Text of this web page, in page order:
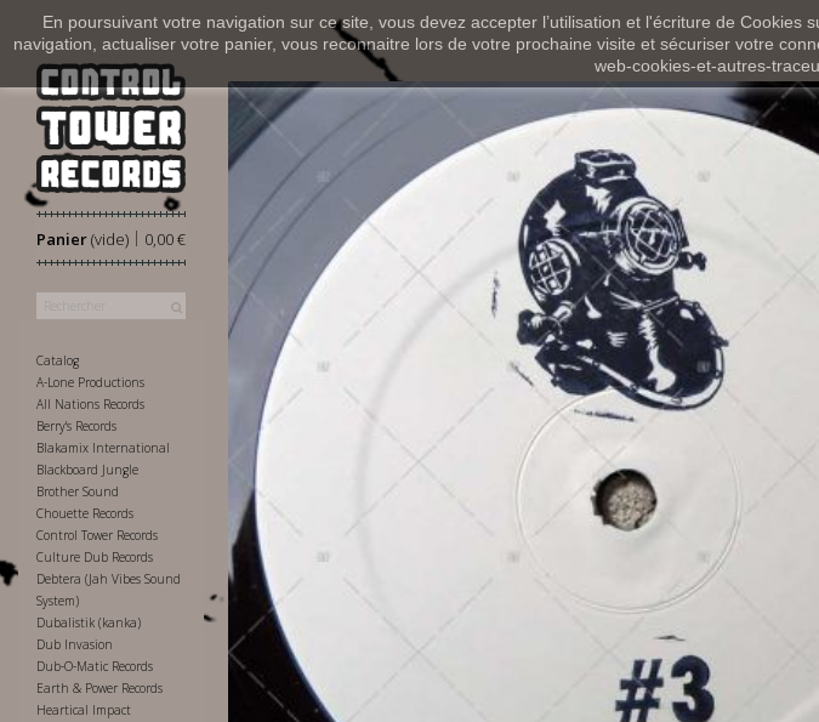
En poursuivant votre navigation sur ce site, vous devez accepter l’utilisation et l'écriture de
navigation, actualiser votre panier, vous reconnaitre lors de votre prochaine visite et sécuriser votre
web-cookies-et-autres-
Panier 0,00 €
|
(vide)
Catalog
A-Lone Productions
All Nations Records
Berry's Records
Blakamix International
Blackboard Jungle
Brother Sound
Chouette Records
Control Tower Records
Culture Dub Records
Debtera (Jah Vibes Sound
System)
Dubalistik (kanka)
Dub Invasion
Dub-O-Matic Records
Earth & Power Records
Heartical Impact